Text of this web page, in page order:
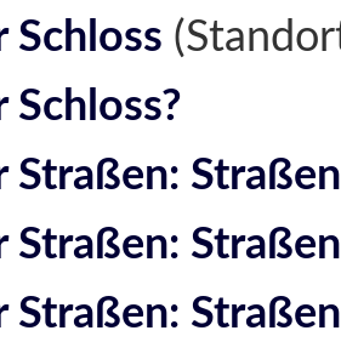
Schloss
Schloss?
Straßen:
Straßen:
Straßen: